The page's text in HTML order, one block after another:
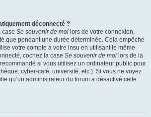
déconnecté ?
case Se souvenir de moi lors de votre connexion,
que pendant une durée déterminée. Cela empêche
votre compte à votre insu en utilisant le même
cochez la case Se souvenir de moi lors de la
si vous utilisez un ordinateur public pour
cyber-café, université, etc.). Si vous ne voyez
qu’un administrateur du forum a désactivé cette